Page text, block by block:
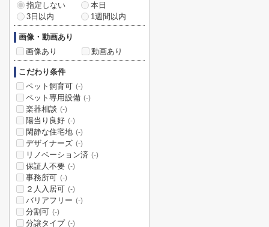
指定しない
本日
3日以内
1週間以内
画像・動画あり
画像あり
動画あり
こだわり条件
ペット飼育可 (-)
ペット専用設備 (-)
楽器相談 (-)
陽当り良好 (-)
閑静な住宅地 (-)
デザイナーズ (-)
リノベーション済 (-)
保証人不要 (-)
事務所可 (-)
２人入居可 (-)
バリアフリー (-)
分割可 (-)
分譲タイプ (-)